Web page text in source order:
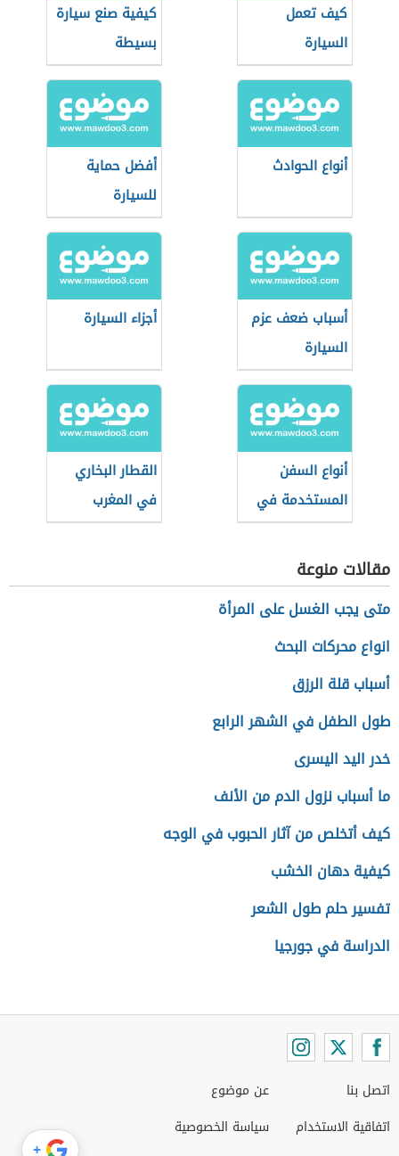
كيف تعمل
السيارة
كيفية صنع سيارة
بسيطة
أنواع الحوادث
أفضل حماية
للسيارة
أسباب ضعف عزم
السيارة
أجزاء السيارة
أنواع السفن
المستخدمة في
الغوص للبحث عن
اللؤلؤ
القطار البخاري
في المغرب
مقالات منوعة
متى يجب الغسل على المرأة
انواع محركات البحث
أسباب قلة الرزق
طول الطفل في الشهر الرابع
خدر اليد اليسرى
ما أسباب نزول الدم من الأنف
كيف أتخلص من آثار الحبوب في الوجه
كيفية دهان الخشب
تفسير حلم طول الشعر
الدراسة في جورجيا
اتصل بنا
اتفاقية الاستخدام
عن موضوع
سياسة الخصوصية
+